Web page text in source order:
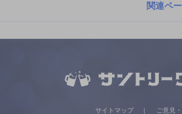
関連ペ
サイトマップ ご意見